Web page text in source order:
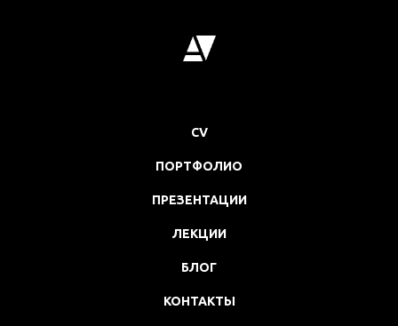
CV
ПОРТФОЛИО
ПРЕЗЕНТАЦИИ
ЛЕКЦИИ
БЛОГ
КОНТАКТЫ